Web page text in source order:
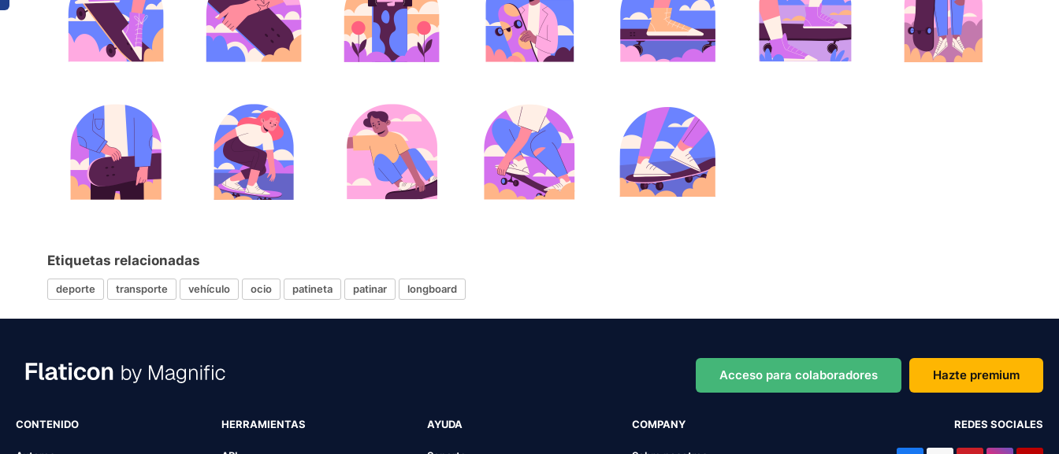
Etiquetas relacionadas
deporte transporte vehículo ocio patineta patinar longboard
Acceso para colaboradores Hazte premium
CONTENIDO HERRAMIENTAS AYUDA COMPANY REDES SOCIALES